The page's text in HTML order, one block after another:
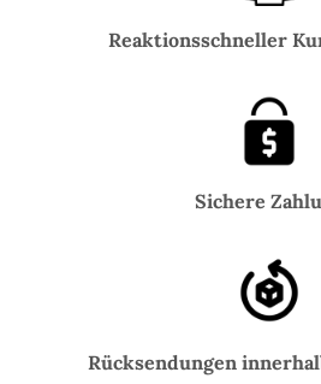
Reaktionsschneller
Sichere
Rücksendungen